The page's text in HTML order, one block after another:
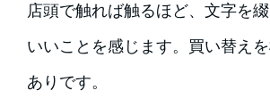
店頭で触れば触るほど、文字を
いいことを感じます。買い替え
ありです。